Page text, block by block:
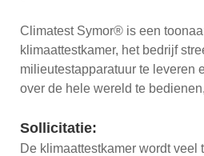
Climatest Symor® is een
klimaattestkamer, het bedrijf
milieutestapparatuur te leveren
over de hele wereld te bedienen,
Sollicitatie:
De klimaattestkamer wordt veel